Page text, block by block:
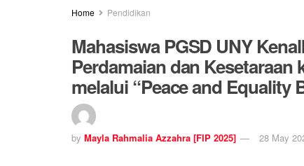
Home Pendidikan
Mahasiswa PGSD UNY
Perdamaian dan
melalui “Peace and Equality
by Mayla Rahmalia Azzahra [FIP 2025] 28 May